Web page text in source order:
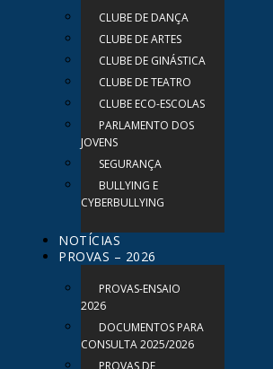
CLUBE DE DANÇA
CLUBE DE ARTES
CLUBE DE GINÁSTICA
CLUBE DE TEATRO
CLUBE ECO-ESCOLAS
PARLAMENTO DOS
JOVENS
SEGURANÇA
BULLYING E
CYBERBULLYING
NOTÍCIAS
PROVAS – 2026
PROVAS-ENSAIO
2026
DOCUMENTOS PARA
CONSULTA 2025/2026
PROVAS DE